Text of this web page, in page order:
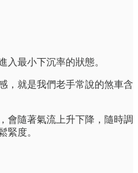
入最小下沉率的狀態。
，就是我們老手常說的煞車含
會隨著氣流上升下降，隨時調
緊度。